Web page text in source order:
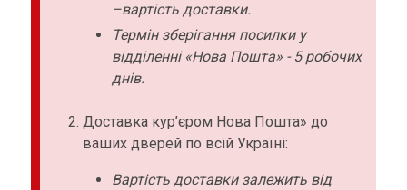
–вартість доставки.
Термін зберігання посилки у
відділенні «Нова Пошта» - 5 робочих
днів.
Доставка кур’єром Нова Пошта» до
ваших дверей по всій Україні:
Вартість доставки залежить від